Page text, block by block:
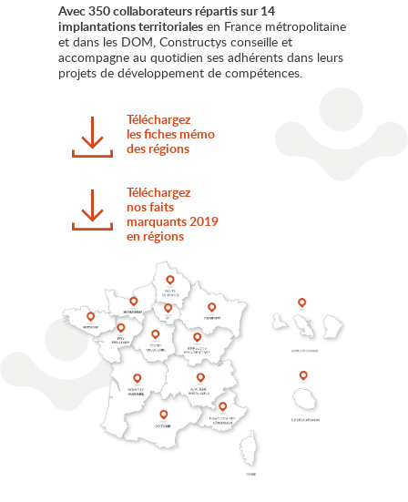
Avec 350 collaborateurs répartis sur 14
implantations territoriales en France métropolitaine
et dans les DOM, Constructys conseille et
accompagne au quotidien ses adhérents dans leurs
projets de développement de compétences.
Téléchargez
les fiches mémo
des régions
Téléchargez
nos faits
marquants 2019
en régions